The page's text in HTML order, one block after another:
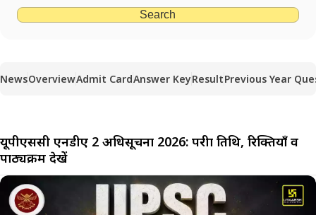
Search
NewsOverviewAdmit CardAnswer KeyResultPrevious Year
यूपीएससी एनडीए 2 अधिसूचना 2026: परीक्षा तिथि, रिक्तियाँ व
पाठ्यक्रम देखें